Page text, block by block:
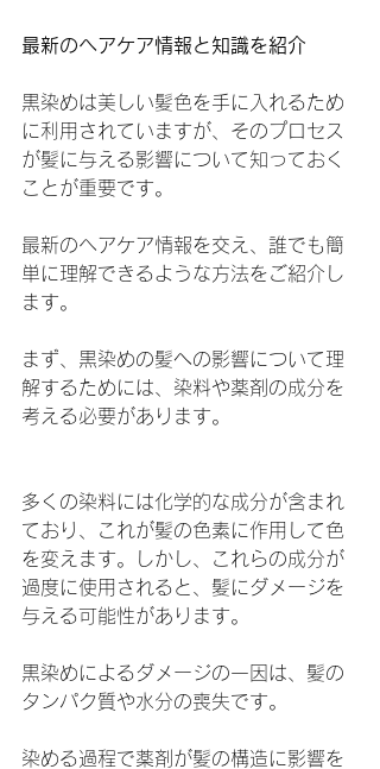
最新のヘアケア情報と知識を紹介
黒染めは美しい髪色を手に入れるため
に利用されていますが、そのプロセス
が髪に与える影響について知っておく
ことが重要です。
最新のヘアケア情報を交え、誰でも簡
単に理解できるような方法をご紹介し
ます。
まず、黒染めの髪への影響について理
解するためには、染料や薬剤の成分を
考える必要があります。
多くの染料には化学的な成分が含まれ
ており、これが髪の色素に作用して色
を変えます。しかし、これらの成分が
過度に使用されると、髪にダメージを
与える可能性があります。
黒染めによるダメージの一因は、髪の
タンパク質や水分の喪失です。
染める過程で薬剤が髪の構造に影響を